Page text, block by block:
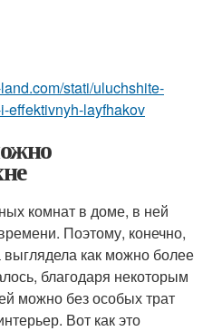
stati/uluchshite-
effektivnyh-layfhakov
комнат в доме, в ней
Поэтому, конечно,
как можно более
благодаря некоторым
можно без особых трат
Вот как это